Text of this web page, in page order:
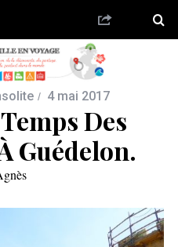
4 mai 2017
Des
Guédelon.